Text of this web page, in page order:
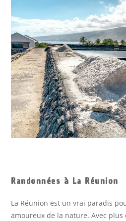
RÉUNION
:
L’HISTOIRE
DE
L’OR
BLANC
Randonnées à La Réunion
La Réunion est un vrai paradis
amoureux de la nature. Avec plus